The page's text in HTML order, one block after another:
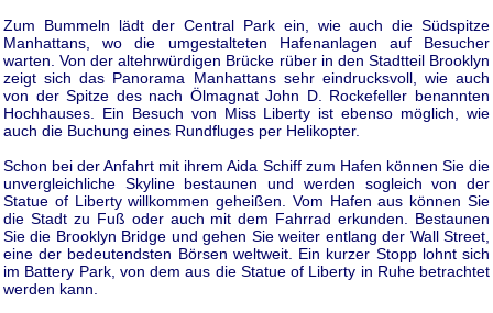
Zum Bummeln lädt der Central Park ein, wie auch die Südspitze
Manhattans, wo die umgestalteten Hafenanlagen auf Besucher
warten. Von der altehrwürdigen Brücke rüber in den Stadtteil Brooklyn
zeigt sich das Panorama Manhattans sehr eindrucksvoll, wie auch
von der Spitze des nach Ölmagnat John D. Rockefeller benannten
Hochhauses. Ein Besuch von Miss Liberty ist ebenso möglich, wie
auch die Buchung eines Rundfluges per Helikopter.
Schon bei der Anfahrt mit ihrem Aida Schiff zum Hafen können Sie die
unvergleichliche Skyline bestaunen und werden sogleich von der
Statue of Liberty willkommen geheißen. Vom Hafen aus können Sie
die Stadt zu Fuß oder auch mit dem Fahrrad erkunden. Bestaunen
Sie die Brooklyn Bridge und gehen Sie weiter entlang der Wall Street,
eine der bedeutendsten Börsen weltweit. Ein kurzer Stopp lohnt sich
im Battery Park, von dem aus die Statue of Liberty in Ruhe betrachtet
werden kann.